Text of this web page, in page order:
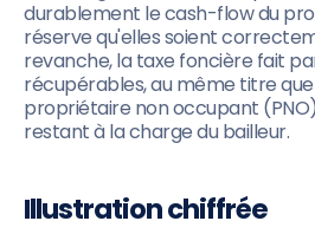
durablement le cash-flow du
réserve qu'elles soient
revanche, la taxe foncière fait
récupérables, au même titre
propriétaire non occupant
restant à la charge du bailleur.
Illustration chiffrée